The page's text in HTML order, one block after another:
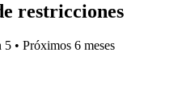
restricciones
5 • Próximos 6 meses